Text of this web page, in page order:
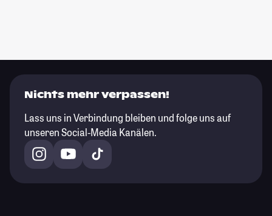
Nichts mehr verpassen!
Lass uns in Verbindung bleiben und folge uns auf
unseren Social-Media Kanälen.